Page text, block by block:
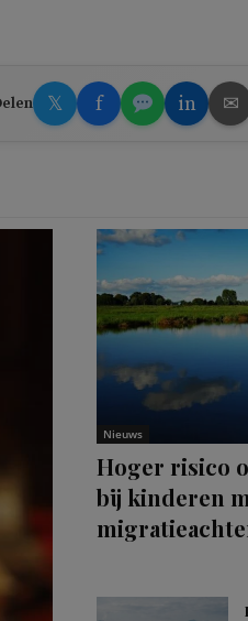
𝕏 f in ✉
Nieuws
Hoger risico
bij kinderen